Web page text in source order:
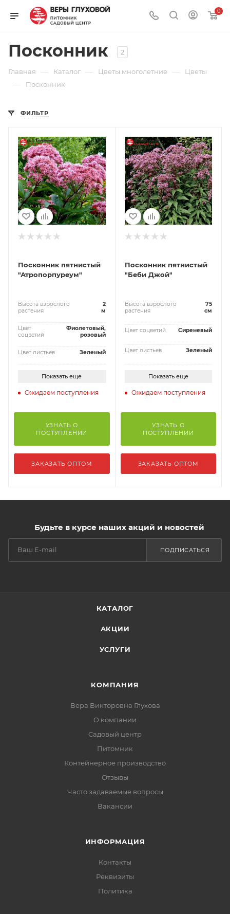
0
Посконник 2
Главная — Каталог — Цветы многолетние — Цветы
— Посконник
ФИЛЬТР
Посконник пятнистый
"Атропорпуреум"
Высота взрослого
растения
2
м
Цвет
соцветий
Фиолетовый,
розовый
Цвет листьев Зеленый
Показать еще
Ожидаем поступления
УЗНАТЬ О
ПОСТУПЛЕНИИ
ЗАКАЗАТЬ ОПТОМ
Посконник пятнистый
"Беби Джой"
Высота взрослого
растения
75
см
Цвет соцветий Сиреневый
Цвет листьев Зеленый
Показать еще
Ожидаем поступления
УЗНАТЬ О
ПОСТУПЛЕНИИ
ЗАКАЗАТЬ ОПТОМ
Будьте в курсе наших акций и новостей
ПОДПИСАТЬСЯ
КАТАЛОГ
АКЦИИ
УСЛУГИ
КОМПАНИЯ
Вера Викторовна Глухова
О компании
Садовый центр
Питомник
Контейнерное производство
Отзывы
Часто задаваемые вопросы
Вакансии
ИНФОРМАЦИЯ
Контакты
Реквизиты
Политика